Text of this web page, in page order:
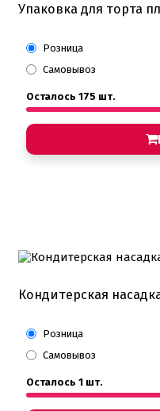
Упаковка для торта
Розница
Самовывоз
Осталось 175 шт.
Кондитерская
Розница
Самовывоз
Осталось 1 шт.